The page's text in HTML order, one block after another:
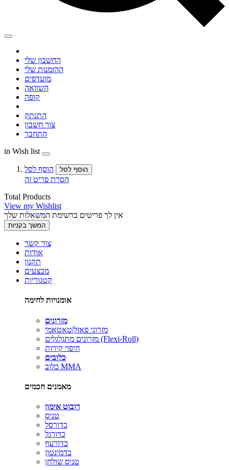
החשבון שלי
ההזמנות שלי
מועדפים
השוואה
קופה
התנתק
צור חשבון
התחבר
in Wish list
הוסף לסל הוסף לסל
הסרת פריט זה
Total Products
View my Wishlist
אין לך פריטים ברשימת המשאלות שלך
המשך בקניות
צור קשר
אודות
תקנון
מבצעים
קטגוריות
אומנויות לחימה
מזרונים
מזרוני פאזל|טאטאמי
מזרונים מתגלגלים (Flexi-Roll)
חיפוי קירות
כלובים
כלוב MMA
מאמנים חכמים
רובוט אימון
טניס
כדורסל
כדורגל
כדורעף
בדמינטון
טניס שולחן